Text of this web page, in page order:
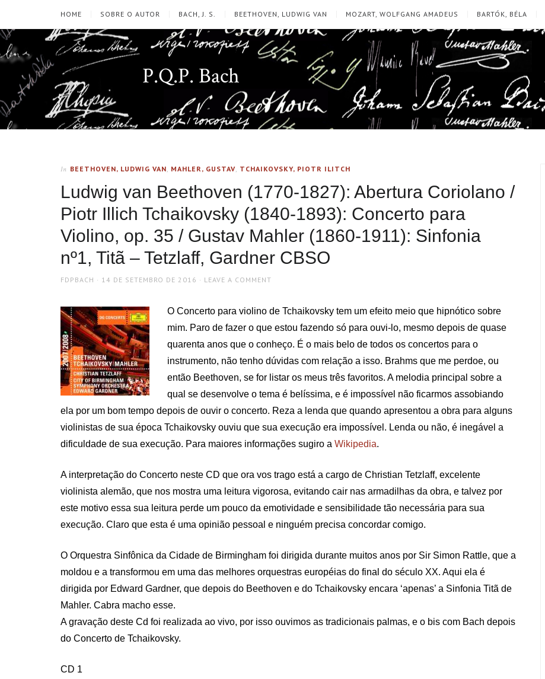
HOME SOBRE O AUTOR BACH, J. S. BEETHOVEN, LUDWIG VAN MOZART, WOLFGANG AMADEUS BARTÓK, BÉLA
P.Q.P. Bach
In BEETHOVEN, LUDWIG VAN, MAHLER, GUSTAV, TCHAIKOVSKY, PIOTR ILITCH
Ludwig van Beethoven (1770-1827): Abertura Coriolano /
Piotr Illich Tchaikovsky (1840-1893): Concerto para
Violino, op. 35 / Gustav Mahler (1860-1911): Sinfonia
nº1, Titã – Tetzlaff, Gardner CBSO
AUTHOR
FDPBACH
POSTED
14 DE SETEMBRO DE 2016 LEAVE A COMMENT
O Concerto para violino de Tchaikovsky tem um efeito meio que hipnótico sobre
mim. Paro de fazer o que estou fazendo só para ouvi-lo, mesmo depois de quase
quarenta anos que o conheço. É o mais belo de todos os concertos para o
instrumento, não tenho dúvidas com relação a isso. Brahms que me perdoe, ou
então Beethoven, se for listar os meus três favoritos. A melodia principal sobre a
qual se desenvolve o tema é belíssima, e é impossível não ficarmos assobiando
ela por um bom tempo depois de ouvir o concerto. Reza a lenda que quando apresentou a obra para alguns
violinistas de sua época Tchaikovsky ouviu que sua execução era impossível. Lenda ou não, é inegável a
dificuldade de sua execução. Para maiores informações sugiro a Wikipedia.
A interpretação do Concerto neste CD que ora vos trago está a cargo de Christian Tetzlaff, excelente
violinista alemão, que nos mostra uma leitura vigorosa, evitando cair nas armadilhas da obra, e talvez por
este motivo essa sua leitura perde um pouco da emotividade e sensibilidade tão necessária para sua
execução. Claro que esta é uma opinião pessoal e ninguém precisa concordar comigo.
O Orquestra Sinfônica da Cidade de Birmingham foi dirigida durante muitos anos por Sir Simon Rattle, que a
moldou e a transformou em uma das melhores orquestras européias do final do século XX. Aqui ela é
dirigida por Edward Gardner, que depois do Beethoven e do Tchaikovsky encara ‘apenas’ a Sinfonia Titã de
Mahler. Cabra macho esse.
A gravação deste Cd foi realizada ao vivo, por isso ouvimos as tradicionais palmas, e o bis com Bach depois
do Concerto de Tchaikovsky.
CD 1